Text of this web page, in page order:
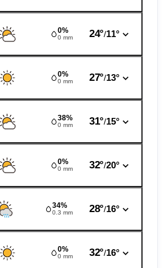
0%
0 mm 24°/11°
0%
0 mm 27°/13°
38%
0 mm 31°/15°
0%
0 mm 32°/20°
34%
0.3 mm 28°/16°
0%
0 mm 32°/16°